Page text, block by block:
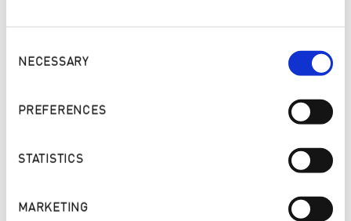
NECESSARY
PREFERENCES
STATISTICS
MARKETING